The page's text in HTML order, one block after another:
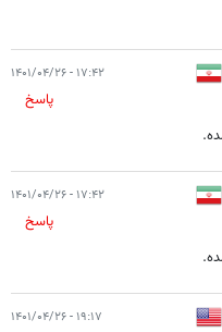
۱۷:۴۲ - ۱۴۰۱/۰۴/۲۶
پاسخ
۱۷:۴۲ - ۱۴۰۱/۰۴/۲۶
پاسخ
۱۹:۱۷ - ۱۴۰۱/۰۴/۲۶